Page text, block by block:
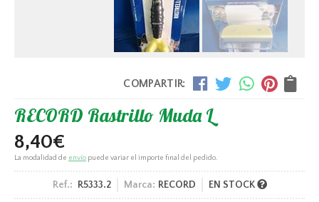
COMPARTIR:
RECORD Rastrillo Muda L
8,40€
La modalidad de envío puede variar el importe final del pedido.
Ref.: R5333.2 Marca: RECORD EN STOCK